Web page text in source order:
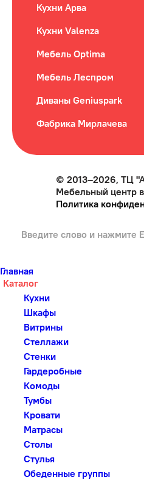
Кухни Арва
Кухни Valenza
Мебель Optima
Мебель Леспром
Диваны Geniuspark
Фабрика Мирлачева
© 2013–2026, ТЦ
Мебельный центр
Политика
Главная
Каталог
Кухни
Шкафы
Витрины
Стеллажи
Стенки
Гардеробные
Комоды
Тумбы
Кровати
Матрасы
Столы
Стулья
Обеденные группы